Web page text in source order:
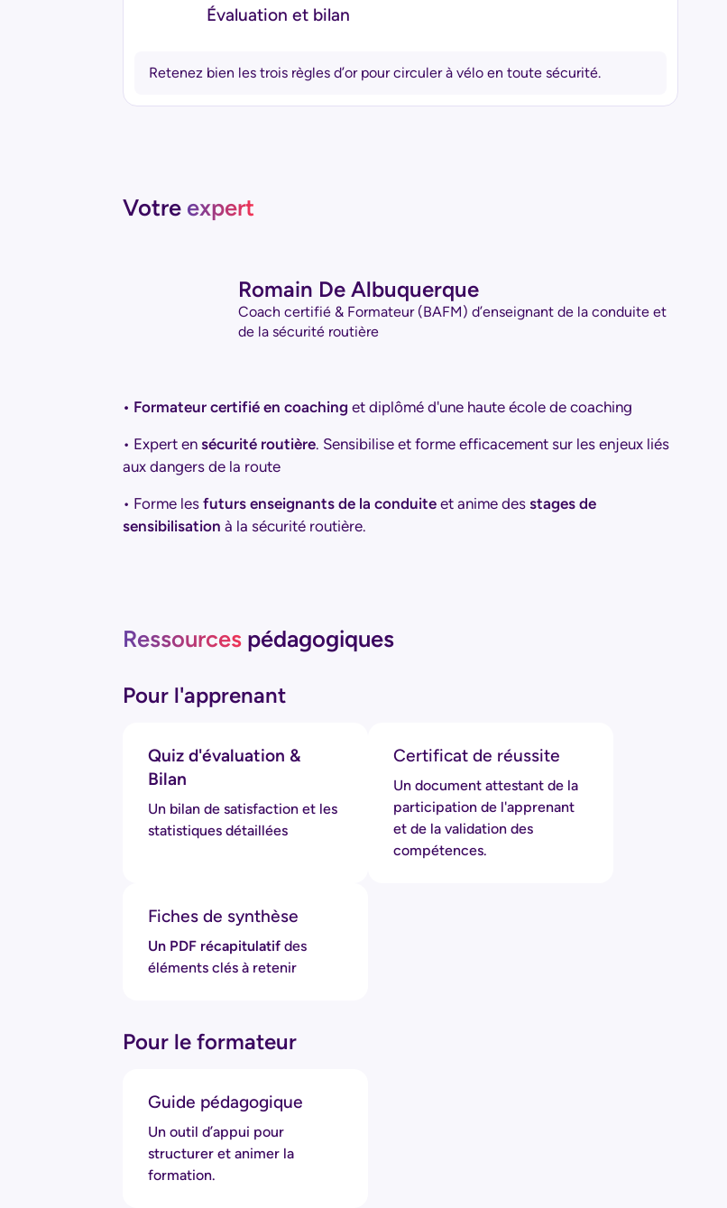
Évaluation et bilan
Retenez bien les trois règles d’or pour circuler à vélo en toute sécurité.
Votre expert
Romain De Albuquerque
Coach certifié & Formateur (BAFM) d’enseignant de la conduite et
de la sécurité routière
• Formateur certifié en coaching et diplômé d'une haute école de coaching
• Expert en sécurité routière. Sensibilise et forme efficacement sur les enjeux liés
aux dangers de la route
• Forme les futurs enseignants de la conduite et anime des stages de
sensibilisation à la sécurité routière.
Ressources pédagogiques
Pour l'apprenant
Quiz d'évaluation &
Bilan
Un bilan de satisfaction et les
statistiques détaillées
Certificat de réussite
Un document attestant de la
participation de l'apprenant
et de la validation des
compétences.
Fiches de synthèse
Un PDF récapitulatif des
éléments clés à retenir
Pour le formateur
Guide pédagogique
Un outil d’appui pour
structurer et animer la
formation.